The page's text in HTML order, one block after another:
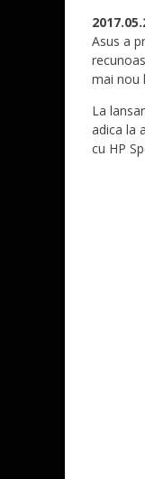
Asus a
mai nou
La
adica la
cu HP